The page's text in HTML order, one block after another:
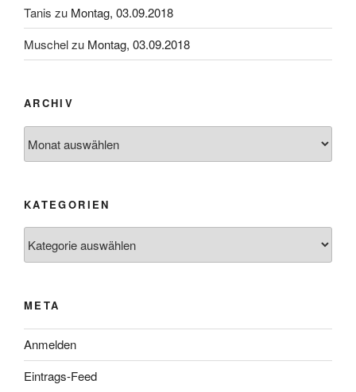
Tanis zu Montag, 03.09.2018
Muschelzu Montag, 03.09.2018
ARCHIV
KATEGORIEN
META
Anmelden
Eintrags-Feed